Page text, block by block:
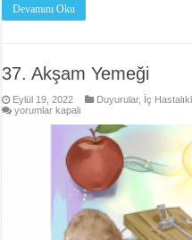
Devamını Oku
37. Akşam Yemeği
Eylül 19, 2022 Duyurular, İç
37.
yorumlar kapalı